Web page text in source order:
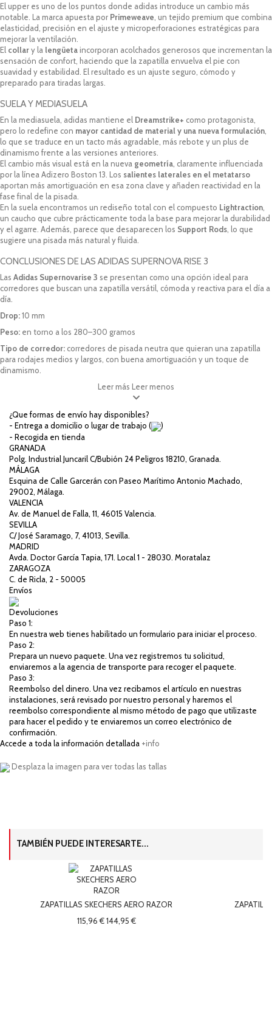
El upper es uno de los puntos donde adidas introduce un cambio más
notable. La marca apuesta por Primeweave , un tejido premium que combina
elasticidad, precisión en el ajuste y microperforaciones estratégicas para
mejorar la ventilación.
El collary la lengüetaincorporan acolchados generosos que incrementan la
sensación de confort, haciendo que la zapatilla envuelva el pie con
suavidad y estabilidad. El resultado es un ajuste seguro, cómodo y
preparado para tiradas largas.
SUELA Y MEDIASUELA
En la mediasuela, adidas mantiene el Dreamstrike+ como protagonista,
pero lo redefine con mayor cantidad de material y una nueva formulación
lo que se traduce en un tacto más agradable, más rebote y un plus de
dinamismo frente a las versiones anteriores.
El cambio más visual está en la nueva geometría , claramente influenciada
por la línea Adizero Boston 13. Los salientes laterales en el metatarso
aportan más amortiguación en esa zona clave y añaden reactividad en la
fase final de la pisada.
En la suela encontramos un rediseño total con el compuesto Lightraction
un caucho que cubre prácticamente toda la base para mejorar la durabilidad
y el agarre. Además, parece que desaparecen los Support Rods , lo que
sugiere una pisada más natural y fluida.
CONCLUSIONES DE LAS ADIDAS SUPERNOVA RISE 3
Las Adidas Supernovarise 3 se presentan como una opción ideal para
corredores que buscan una zapatilla versátil, cómoda y reactiva para el día a
día.
Drop:10 mm
Peso: en torno a los 280–300 gramos
Tipo de corredor: corredores de pisada neutra que quieran una zapatilla
para rodajes medios y largos, con buena amortiguación y un toque de
dinamismo.
Leer más Leer menos
¿Que formas de envío hay disponibles?
- Entrega a domicilio o lugar de trabajo (
)
- Recogida en tienda
GRANADA
Polg. Industrial Juncaril C/Bubión 24 Peligros 18210, Granada.
MÁLAGA
Esquina de Calle Garcerán con Paseo Marítimo Antonio Machado,
29002, Málaga.
VALENCIA
Av. de Manuel de Falla, 11, 46015 Valencia.
SEVILLA
C/ José Saramago, 7, 41013, Sevilla.
MADRID
Avda. Doctor García Tapia, 171. Local 1 - 28030. Moratalaz
ZARAGOZA
C. de Ricla, 2 - 50005
Envíos
Devoluciones
Paso 1:
En nuestra web tienes habilitado un formulario para iniciar el proceso.
Paso 2:
Prepara un nuevo paquete. Una vez registremos tu solicitud,
enviaremos a la agencia de transporte para recoger el paquete.
Paso 3:
Reembolso del dinero. Una vez recibamos el artículo en nuestras
instalaciones, será revisado por nuestro personal y haremos el
reembolso correspondiente al mismo método de pago que utilizaste
para hacer el pedido y te enviaremos un correo electrónico de
confirmación.
Accede a toda la información detallada +info
Desplaza la imagen para ver todas las tallas
TAMBIÉN PUEDE INTERESARTE...
ZAPATILLAS SKECHERS AERO RAZOR
115,96 € 144,95 €